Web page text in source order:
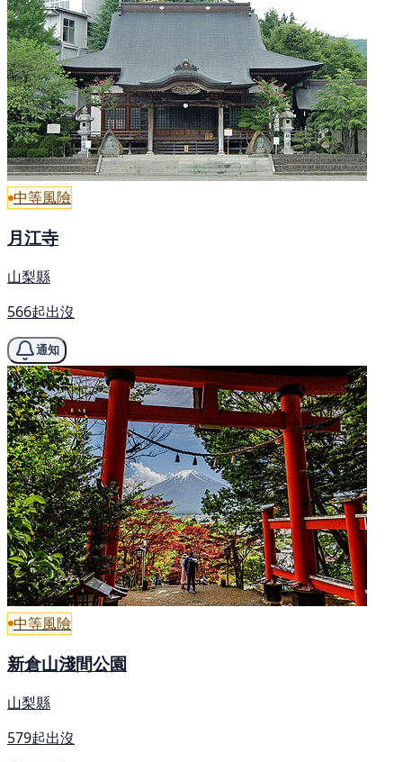
中等風險
月江寺
山梨縣
566起出沒
通知
中等風險
新倉山淺間公園
山梨縣
579起出沒